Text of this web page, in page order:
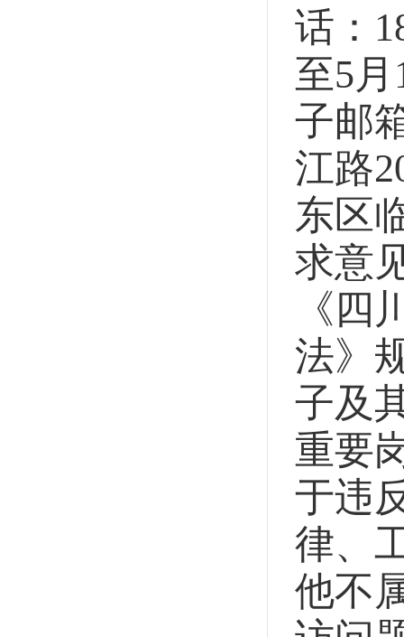
话：
至5
子邮
江路
东区
求意
《四
法》
子及
重要
于违
律、
他不